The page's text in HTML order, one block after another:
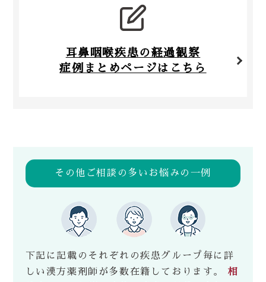
耳鼻咽喉疾患の経過観察
症例まとめページはこちら
その他ご相談の多いお悩みの一例
下記に記載のそれぞれの疾患グループ毎に詳
しい漢方薬剤師が多数在籍しております。 相